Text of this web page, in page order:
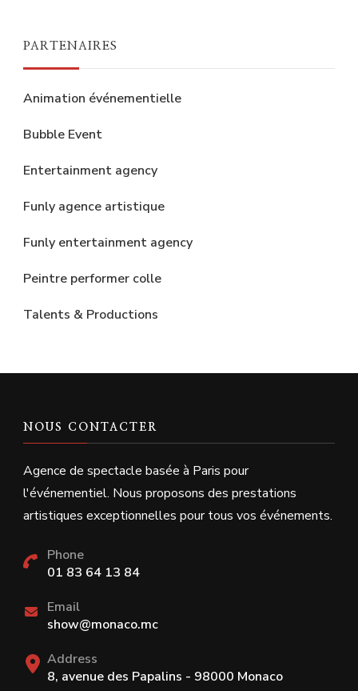
PARTENAIRES
Animation événementielle
Bubble Event
Entertainment agency
Funly agence artistique
Funly entertainment agency
Peintre performer colle
Talents & Productions
NOUS CONTACTER
Agence de spectacle basée à Paris pour
l'événementiel. Nous proposons des prestations
artistiques exceptionnelles pour tous vos événements.
Phone
01 83 64 13 84
Email
show@monaco.mc
Address
8, avenue des Papalins - 98000 Monaco